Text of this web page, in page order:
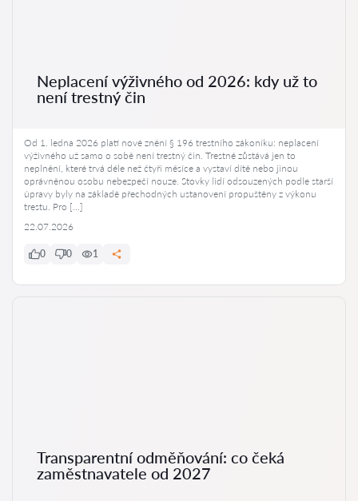
Neplacení výživného od 2026: kdy už to
není trestný čin
Od 1. ledna 2026 platí nové znění § 196 trestního zákoníku: neplacení
výživného už samo o sobě není trestný čin. Trestné zůstává jen to
neplnění, které trvá déle než čtyři měsíce a vystaví dítě nebo jinou
oprávněnou osobu nebezpečí nouze. Stovky lidí odsouzených podle starší
úpravy byly na základě přechodných ustanovení propuštěny z výkonu
trestu. Pro […]
22.07.2026
0 0 1
Transparentní odměňování: co čeká
zaměstnavatele od 2027